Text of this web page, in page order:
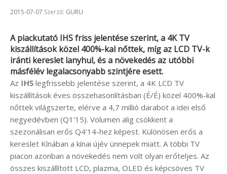
Beküldve:
2015-07-07 Szerző: GURU
A piackutató IHS friss jelentése szerint, a 4K TV
kiszállítások közel 400%-kal nőttek, míg az LCD TV-k
iránti kereslet lanyhul, és a növekedés az utóbbi
másfélév legalacsonyabb szintjére esett.
Az IHS legfrissebb jelentése szerint, a 4K LCD TV
kiszállítások éves összehasonlításban (É/É) közel 400%-kal
nőttek világszerte, elérve a 4,7 millió darabot a idei első
negyedévben (Q1’15). Volumen alig csökkent a
szezonálisan erős Q4’14-hez képest. Különösen erős a
kereslet Kínában a kínai újév ünnepek miatt. A többi TV
piacon azonban a növekedés nem volt olyan erőteljes. Az
összes kiszállított LCD, plazma, OLED és képcsöves TV